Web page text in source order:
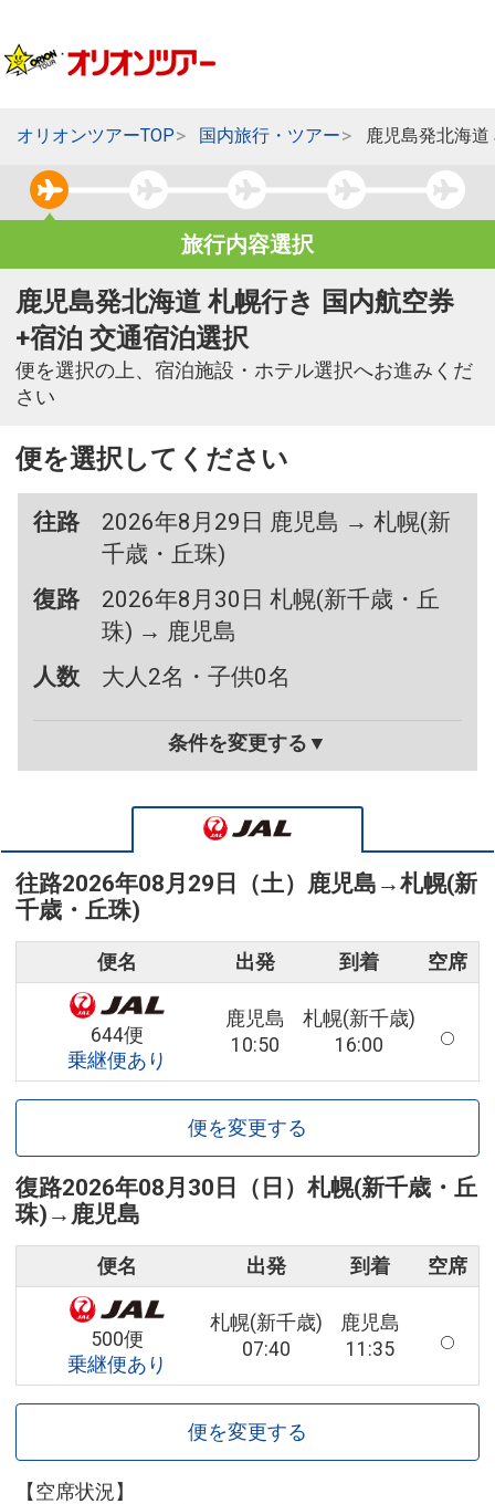
オリオンツアーTOP 国内旅行・ツアー 鹿児島発北海
旅行内容選択
鹿児島発北海道 札幌行き 国内航空券
+宿泊 交通宿泊選択
便を選択の上、宿泊施設・ホテル選択へお進みくだ
さい
便を選択してください
往路
2026年8月29日 鹿児島 → 札幌(新
千歳・丘珠)
復路
2026年8月30日 札幌(新千歳・丘
珠) → 鹿児島
人数
大人2名・子供0名
条件を変更する▼
往路2026年08月29日（土） 鹿児島 →札幌(新
千歳・丘珠)
便名 出発 到着 空席
644便
乗継便あり
鹿児島
10:50
札幌(新千歳)
16:00
便を変更する
復路2026年08月30日（日） 札幌(新千歳・丘
珠) → 鹿児島
便名 出発 到着 空席
500便
乗継便あり
札幌(新千歳)
07:40
鹿児島
11:35
便を変更する
【空席状況】